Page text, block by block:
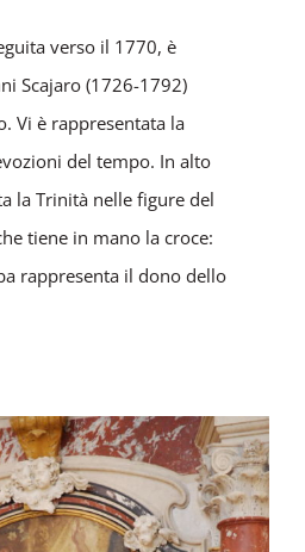
verso il 1770, è
Scajaro (1726-1792)
Vi è rappresentata la
del tempo. In alto
la Trinità nelle figure del
tiene in mano la croce:
rappresenta il dono dello